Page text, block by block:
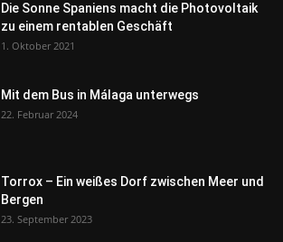
Die Sonne Spaniens macht die Photovoltaik
zu einem rentablen Geschäft
1. Oktober 2021
Mit dem Bus in Málaga unterwegs
22. Februar 2024
Torrox – Ein weißes Dorf zwischen Meer und
Bergen
23. September 2023